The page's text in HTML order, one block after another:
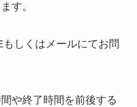
す。
しくはメールにてお問
や終了時間を前後する